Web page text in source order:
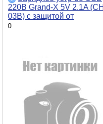
220В Grand-X 5V 2.1A
03B) с защитой от
перегрузки
0